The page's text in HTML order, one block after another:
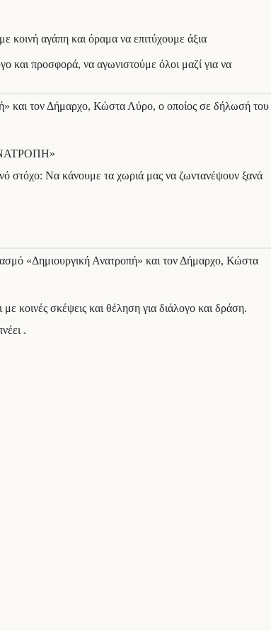
κοινή αγάπη και όραμα να επιτύχουμε άξια
και προσφορά, να αγωνιστούμε όλοι μαζί για να
και τον Δήμαρχο, Κώστα Λύρο, ο οποίος σε δήλωσή του
στόχο: Να κάνουμε τα χωριά μας να ζωντανέψουν ξανά
«Δημιουργική Ανατροπή» και τον Δήμαρχο, Κώστα
κοινές σκέψεις και θέληση για διάλογο και δράση.
.